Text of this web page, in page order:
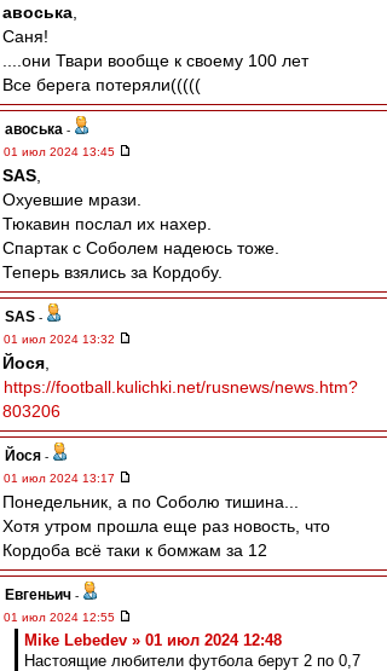
авоська
Саня!
....они Твари вообще к своему 100 лет
Все берега потеряли(((((
авоська -
01 июл 2024 13:45
SAS
Охуевшие мрази.
Тюкавин послал их нахер.
Спартак с Соболем надеюсь тоже.
Теперь взялись за Кордобу.
SAS -
01 июл 2024 13:32
Йося
https://football.kulichki.net/rusnews/news.htm?
803206
Йося -
01 июл 2024 13:17
Понедельник, а по Соболю тишина...
Хотя утром прошла еще раз новость, что
Кордоба всё таки к бомжам за 12
Евгеньич -
01 июл 2024 12:55
Mike Lebedev » 01 июл 2024 12:48
Настоящие любители футбола берут 2 по 0,7